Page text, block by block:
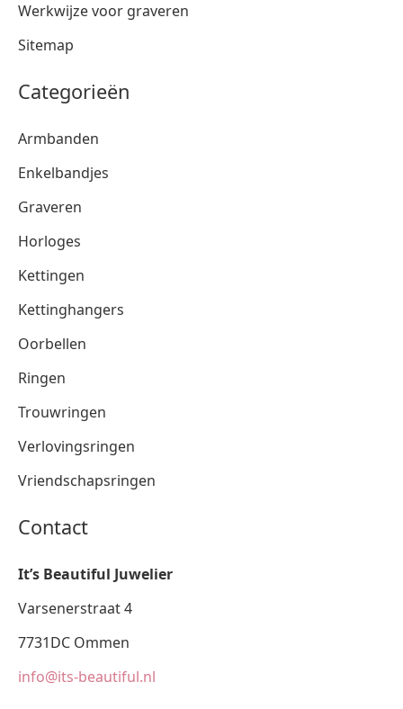
Werkwijze voor graveren
Sitemap
Categorieën
Armbanden
Enkelbandjes
Graveren
Horloges
Kettingen
Kettinghangers
Oorbellen
Ringen
Trouwringen
Verlovingsringen
Vriendschapsringen
Contact
It’s Beautiful Juwelier
Varsenerstraat 4
7731DC Ommen
info@its-beautiful.nl